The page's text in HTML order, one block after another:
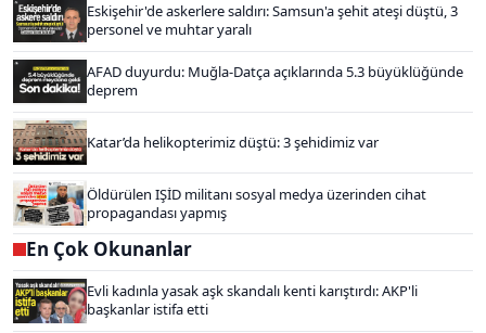
Eskişehir'de askerlere saldırı: Samsun'a şehit ateşi düştü, 3
personel ve muhtar yaralı
AFAD duyurdu: Muğla-Datça açıklarında 5.3 büyüklüğünde
deprem
Katar’da helikopterimiz düştü: 3 şehidimiz var
Öldürülen IŞİD militanı sosyal medya üzerinden cihat
propagandası yapmış
En Çok Okunanlar
Evli kadınla yasak aşk skandalı kenti karıştırdı: AKP'li
başkanlar istifa etti